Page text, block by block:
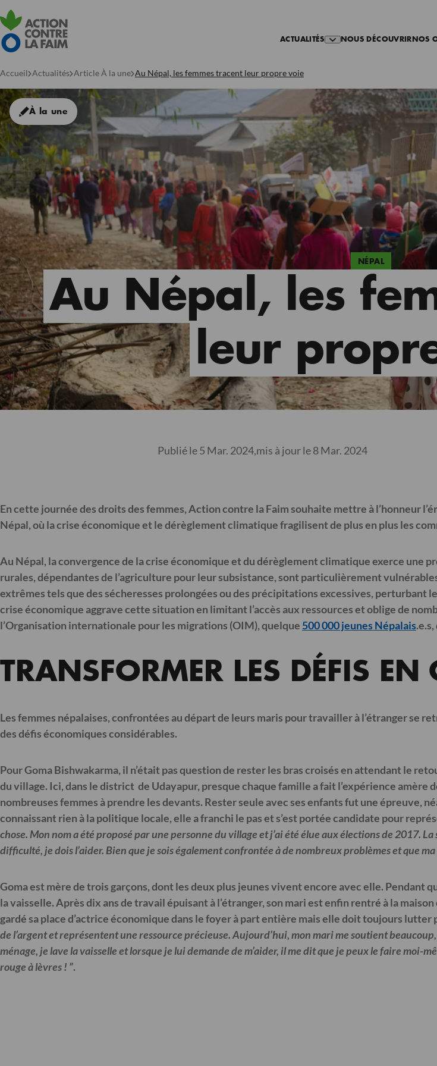
ACTUALITÉS NOUS DÉCOUVRIR NOS
Accueil Actualités Article À la une Au Népal, les femmes tracent leur propre voie
NÉPAL
À la une
Au Népal, les
leur
Publié le 5 Mar. 2024,mis à jour le 8 Mar. 2024
En cette journée des droits des femmes, Action contre la Faim souhaite mettre à l’honneur
Népal, où la crise économique et le dérèglement climatique fragilisent de plus en plus les
Au Népal, la convergence de la crise économique et du dérèglement climatique exerce une
rurales, dépendantes de l’agriculture pour leur subsistance, sont particulièrement
extrêmes tels que des sécheresses prolongées ou des précipitations excessives,
crise économique aggrave cette situation en limitant l’accès aux ressources et oblige de
l’Organisation internationale pour les migrations (OIM),quelque 500 000 jeunes Népalais
TRANSFORMER LES DÉFIS EN
Les femmes népalaises, confrontées au départ de leurs maris pour travailler à l’étranger se
des défis économiques considérables.
Pour Goma Bishwakarma, il n’était pas question de rester les bras croisés en attendant le
du village. Ici, dans le district de Udayapur, presque chaque famille a fait l’expérience amère
nombreuses femmes à prendre les devants. Rester seule avec ses enfants fut une épreuve,
connaissant rien à la politique locale, elle a franchi le pas et s’est portée candidate pour
chose. Mon nom a été proposé par une personne du village et j’ai été élue aux élections de 2017.
difficulté, je dois l’aider. Bien que je sois également confrontée à de nombreux problèmes et que
Goma est mère de trois garçons, dont les deux plus jeunes vivent encore avec elle. Pendant
la vaisselle. Après dix ans de travail épuisant à l’étranger, son mari est enfin rentré à la
gardé sa place d’actrice économique dans le foyer à part entière mais elle doit toujours lutter
de l’argent et représentent une ressource précieuse. Aujourd’hui, mon mari me soutient
ménage, je lave la vaisselle et lorsque je lui demande de m’aider, il me dit que je peux le faire
rouge à lèvres ! ”.